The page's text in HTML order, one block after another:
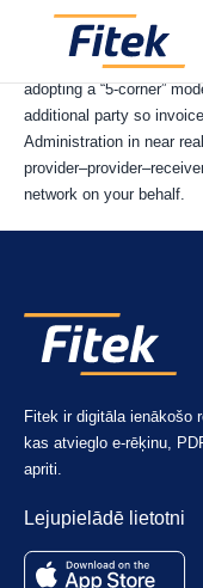
PEPPOL is a pan-
documents securely
adopting a “5-corner”
additional party so
Administration in near
network on your behalf.
Fitek ir digitāla ienākošo
kas atvieglo e-rēķinu,
apriti.
Lejupielādē lietotni